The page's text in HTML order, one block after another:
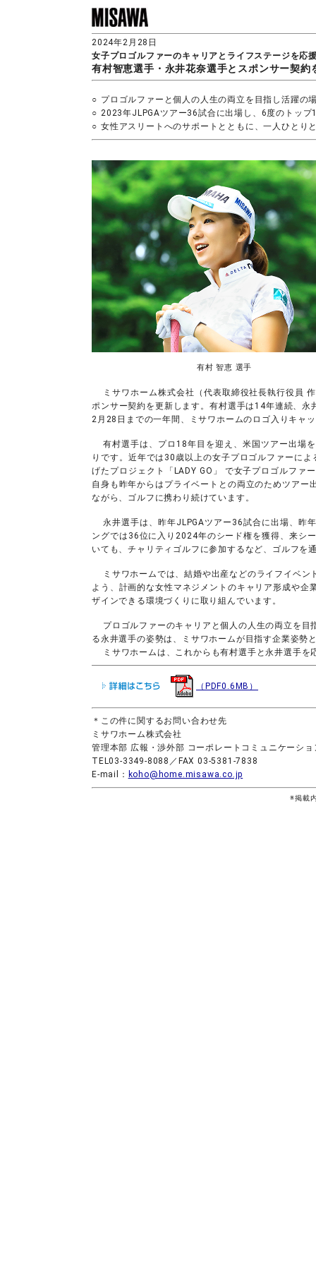
2024年2月28日
女子プロゴルファーのキャリアとライフステージを応
有村智恵選手・永井花奈選手とスポンサー契約
○ プロゴルファーと個人の人生の両立を目指し活躍の
○ 2023年JLPGAツアー36試合に出場し、6度のトッ
○ 女性アスリートへのサポートとともに、一人ひとり
有村 智恵 選手
ミサワホーム株式会社（代表取締役社長執行役員
ポンサー契約を更新します。有村選手は14年連続、
2月28日までの一年間、ミサワホームのロゴ入りキャ
有村選手は、プロ18年目を迎え、米国ツアー出場
りです。近年では30歳以上の女子プロゴルファーに
げたプロジェクト「LADY GO」 で女子プロゴルファ
自身も昨年からはプライベートとの両立のためツア
ながら、ゴルフに携わり続けています。
永井選手は、昨年JLPGAツアー36試合に出場、昨
ングでは36位に入り2024年のシード権を獲得、来シ
いても、チャリティゴルフに参加するなど、ゴルフを
ミサワホームでは、結婚や出産などのライフイベ
よう、計画的な女性マネジメントのキャリア形成や
ザインできる環境づくりに取り組んでいます。
プロゴルファーのキャリアと個人の人生の両立を
る永井選手の姿勢は、ミサワホームが目指す企業姿勢
ミサワホームは、これからも有村選手と永井選手を
（PDF0.6MB）
＊この件に関するお問い合わせ先
ミサワホーム株式会社
管理本部 広報・渉外部 コーポレートコミュニケーシ
TEL03-3349-8088／FAX 03-5381-7838
E-mail： koho@home.misawa.co.jp
※掲載